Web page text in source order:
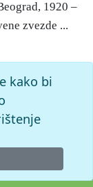
1920 –
zvezde ...
upita:
kako bi